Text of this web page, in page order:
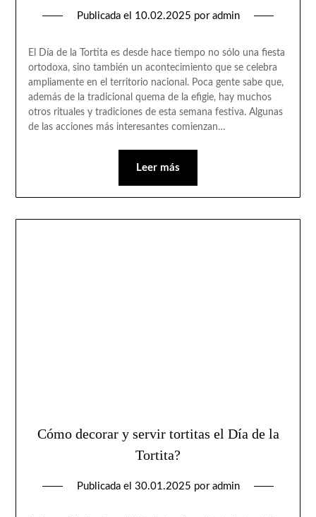
Publicada el 10.02.2025 por admin
El Día de la Tortita es desde hace tiempo no sólo una fiesta
ortodoxa, sino también un acontecimiento que se celebra
ampliamente en el territorio nacional. Poca gente sabe que,
además de la tradicional quema de la efigie, hay muchos
otros rituales y tradiciones de esta semana festiva. Algunas
de las acciones más interesantes comienzan…
Leer más
Cómo decorar y servir tortitas el Día de la
Tortita?
Publicada el 30.01.2025 por admin